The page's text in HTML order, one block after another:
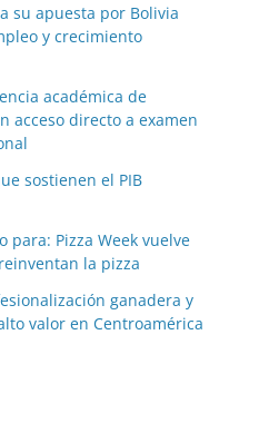
su apuesta por Bolivia
y crecimiento
académica de
acceso directo a examen
sostienen el PIB
para: Pizza Week vuelve
la pizza
ganadera y
valor en Centroamérica